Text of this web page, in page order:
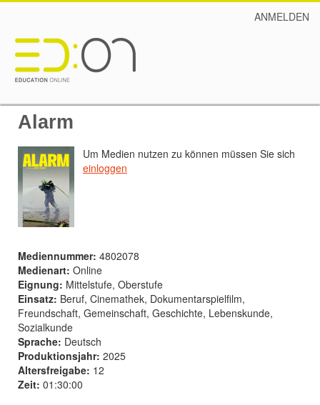
ANMELDEN
Alarm
Um Medien nutzen zu können müssen Sie sich
einloggen
Mediennummer: 4802078
Medienart: Online
Eignung: Mittelstufe, Oberstufe
Einsatz: Beruf, Cinemathek, Dokumentarspielfilm,
Freundschaft, Gemeinschaft, Geschichte, Lebenskunde,
Sozialkunde
Sprache: Deutsch
Produktionsjahr: 2025
Altersfreigabe: 12
Zeit: 01:30:00